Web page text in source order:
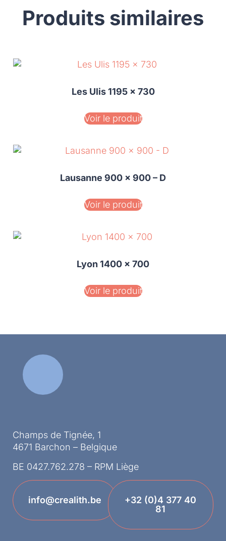
Produits similaires
Les Ulis 1195 x 730
Voir le produit
Lausanne 900 x 900 – D
Voir le produit
Lyon 1400 x 700
Voir le produit
Champs de Tignée, 1
4671 Barchon – Belgique
BE 0427.762.278 – RPM Liège
info@crealith.be
+32 (0)4 377 40
81